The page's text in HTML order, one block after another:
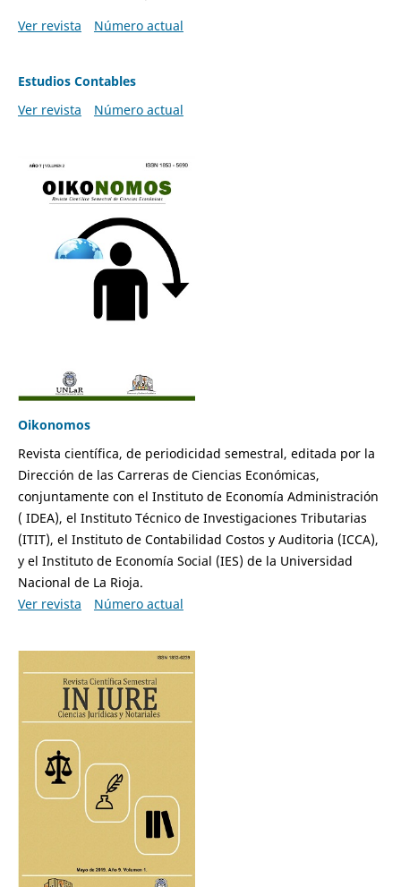
Ver revista
Número actual
Estudios Contables
Ver revista
Número actual
Oikonomos
Revista científica, de periodicidad semestral, editada por la
Dirección de las Carreras de Ciencias Económicas,
conjuntamente con el Instituto de Economía Administración
( IDEA), el Instituto Técnico de Investigaciones Tributarias
(ITIT), el Instituto de Contabilidad Costos y Auditoria (ICCA),
y el Instituto de Economía Social (IES) de la Universidad
Nacional de La Rioja.
Ver revista
Número actual